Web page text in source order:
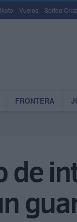
Vuelos Sorteo
FRONTERA
de